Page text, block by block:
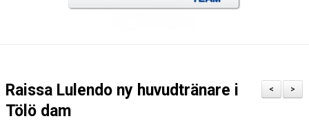
BILDGALLERI
>
<
Raissa Lulendo ny huvudtränare i
Tölö dam